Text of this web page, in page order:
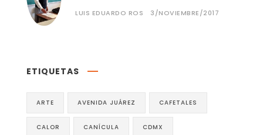
LUIS EDUARDO ROS 3/NOVIEMBRE/2017
ETIQUETAS
ARTE AVENIDA JUÁREZ CAFETALES
CALOR CANÍCULA CDMX